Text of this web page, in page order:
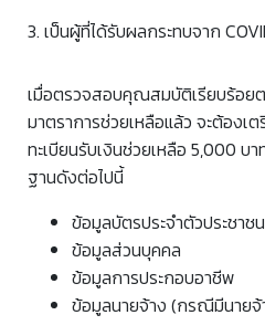
3. เป็นผู้ที่ได้รับผลกระทบจาก
เมื่อตรวจสอบคุณสมบัติเรียบร้อย
มาตราการช่วยเหลือแล้ว จะต้องเ
ทะเบียนรับเงินช่วยเหลือ 5,000 บ
ฐานดังต่อไปนี้
ข้อมูลบัตรประจำตัวประชาชน
ข้อมูลส่วนบุคคล
ข้อมูลการประกอบอาชีพ
ข้อมูลนายจ้าง (กรณีมีนายจ้